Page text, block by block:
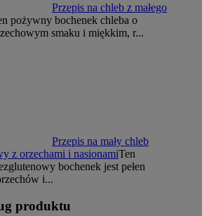
Przepis na chleb z małego
pożywny bochenek chleba o
smaku i miękkim, r...
Przepis na mały chleb
z orzechami i nasionamiTen
bochenek jest pełen
i...
produktu